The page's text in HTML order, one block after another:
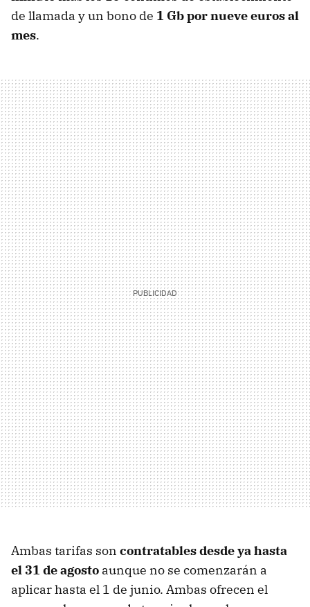
de llamada y un bono de 1 Gb por nueve euros al
mes.
Ambas tarifas son contratables desde ya hasta
el 31 de agosto aunque no se comenzarán a
aplicar hasta el 1 de junio. Ambas ofrecen el